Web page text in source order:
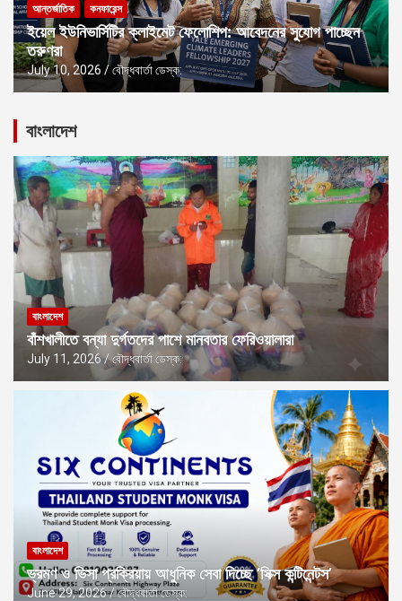
আন্তর্জাতিক কনফারেন্স
ইয়েল ইউনিভার্সিটির ক্লাইমেট ফেলোশিপ: আবেদনের সুযোগ পাচ্ছেন
তরুণরা
July 10, 2026 বৌদ্ধবার্তা ডেস্ক:
বাংলাদেশ
বাংলাদেশ
বাঁশখালীতে বন্যা দুর্গতদের পাশে মানবতার ফেরিওয়ালারা
July 11, 2026 বৌদ্ধবার্তা ডেস্ক:
বাংলাদেশ
ভ্রমণ ও ভিসা প্রক্রিয়ায় আধুনিক সেবা দিচ্ছে ‘সিক্স কন্টিনেন্টস’
June 29, 2026 বৌদ্ধবার্তা ডেস্ক: